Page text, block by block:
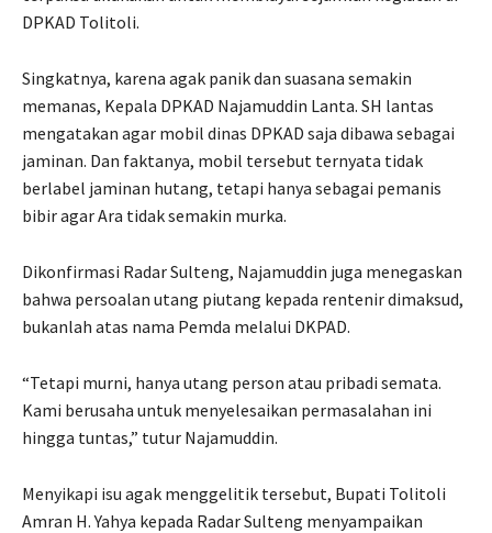
DPKAD Tolitoli.
Singkatnya, karena agak panik dan suasana semakin
memanas, Kepala DPKAD Najamuddin Lanta. SH lantas
mengatakan agar mobil dinas DPKAD saja dibawa sebagai
jaminan. Dan faktanya, mobil tersebut ternyata tidak
berlabel jaminan hutang, tetapi hanya sebagai pemanis
bibir agar Ara tidak semakin murka.
Dikonfirmasi Radar Sulteng, Najamuddin juga menegaskan
bahwa persoalan utang piutang kepada rentenir dimaksud,
bukanlah atas nama Pemda melalui DKPAD.
“Tetapi murni, hanya utang person atau pribadi semata.
Kami berusaha untuk menyelesaikan permasalahan ini
hingga tuntas,” tutur Najamuddin.
Menyikapi isu agak menggelitik tersebut, Bupati Tolitoli
Amran H. Yahya kepada Radar Sulteng menyampaikan